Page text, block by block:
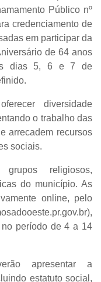
Público nº
credenciamento de
em participar da
de 64 anos
dias 5, 6 e 7 de
oferecer diversidade
o trabalho das
arrecadem recursos
sociais.
grupos religiosos,
do município. As
online, pelo
),
no período de4 a 14
apresentar a
estatuto social,